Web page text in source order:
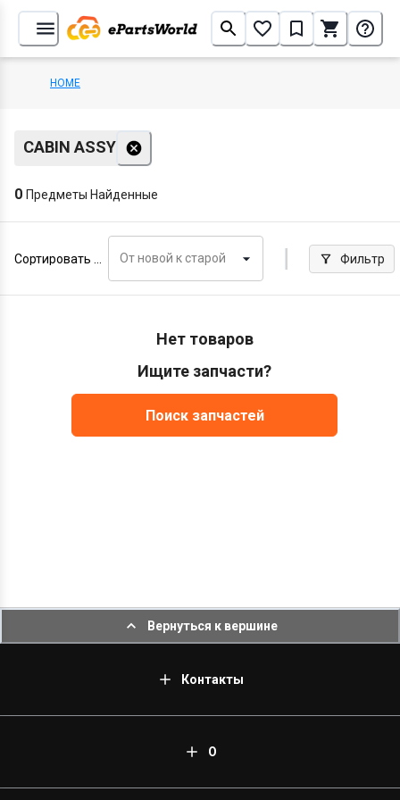
HOME
CABIN ASSY
0 Предметы Найденные
От новой к старой Фильтр
Нет товаров
Ищите запчасти?
Поиск запчастей
Вернуться к вершине
Контакты
О